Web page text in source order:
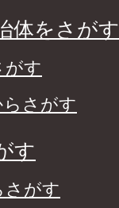
体をさがす
がす
さがす
す
さがす